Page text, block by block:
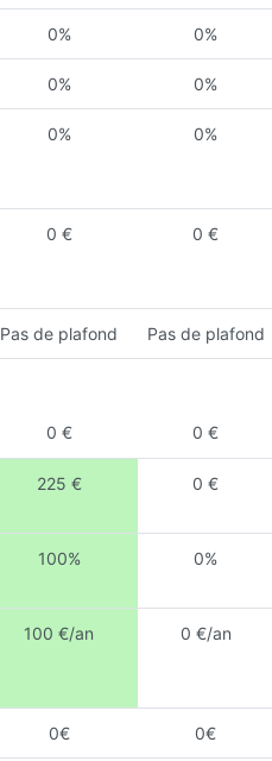
0% 0%
0% 0%
0% 0%
0 € 0 €
Pas de plafond Pas de plafond
0 € 0 €
225 € 0 €
100% 0%
100 €/an 0 €/an
0€ 0€